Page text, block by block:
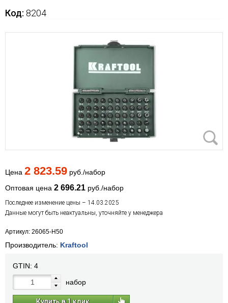
Код: 8204
Цена 2 823.59 руб./набор
Оптовая цена 2 696.21 руб./набор
Последнее изменение цены – 14.03.2025
Данные могут быть неактуальны, уточняйте у менеджера
Артикул: 26065-H50
Производитель: Kraftool
GTIN: 4
набор